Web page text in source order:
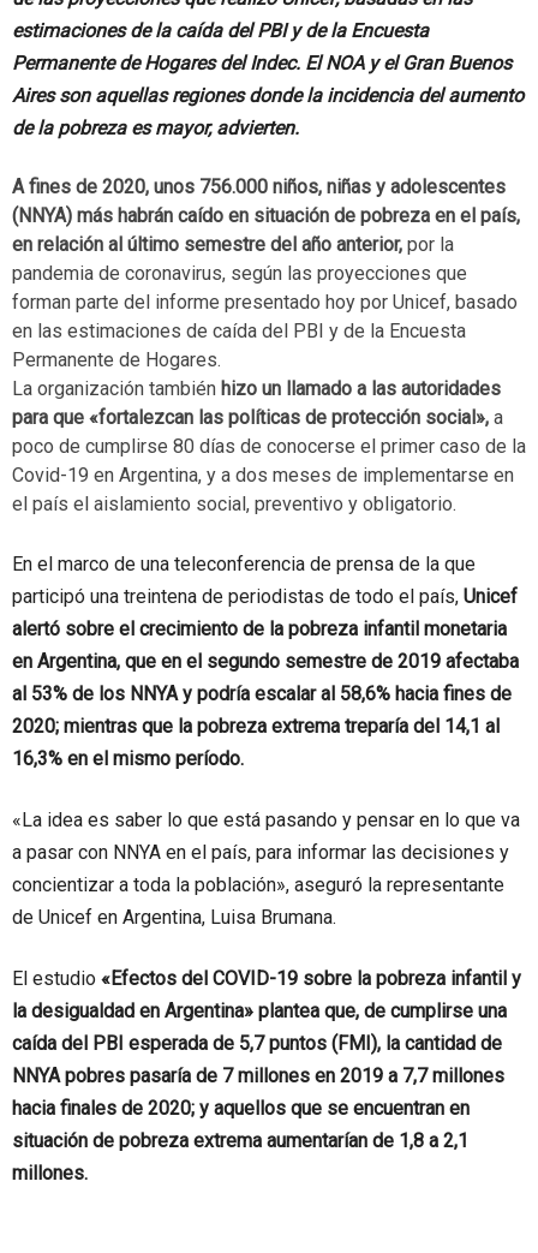
estimaciones de la caída del PBI y de la Encuesta
Permanente de Hogares del Indec. El NOA y el Gran Buenos
Aires son aquellas regiones donde la incidencia del aumento
de la pobreza es mayor, advierten.
A fines de 2020, unos 756.000 niños, niñas y adolescentes
(NNYA) más habrán caído en situación de pobreza en el país,
en relación al último semestre del año anterior, por la
pandemia de coronavirus, según las proyecciones que
forman parte del informe presentado hoy por Unicef, basado
en las estimaciones de caída del PBI y de la Encuesta
Permanente de Hogares.
La organización también hizo un llamado a las autoridades
para que «fortalezcan las políticas de protección social», a
poco de cumplirse 80 días de conocerse el primer caso de la
Covid-19 en Argentina, y a dos meses de implementarse en
el país el aislamiento social, preventivo y obligatorio.
En el marco de una teleconferencia de prensa de la que
participó una treintena de periodistas de todo el país, Unicef
alertó sobre el crecimiento de la pobreza infantil monetaria
en Argentina, que en el segundo semestre de 2019 afectaba
al 53% de los NNYA y podría escalar al 58,6% hacia fines de
2020; mientras que la pobreza extrema treparía del 14,1 al
16,3% en el mismo período.
«La idea es saber lo que está pasando y pensar en lo que va
a pasar con NNYA en el país, para informar las decisiones y
concientizar a toda la población», aseguró la representante
de Unicef en Argentina, Luisa Brumana.
El estudio «Efectos del COVID-19 sobre la pobreza infantil y
la desigualdad en Argentina» plantea que, de cumplirse una
caída del PBI esperada de 5,7 puntos (FMI), la cantidad de
NNYA pobres pasaría de 7 millones en 2019 a 7,7 millones
hacia finales de 2020; y aquellos que se encuentran en
situación de pobreza extrema aumentarían de 1,8 a 2,1
millones.